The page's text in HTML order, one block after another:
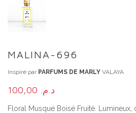
MALINA-696
Inspiré par PARFUMS DE MARLY VALAYA
د.م.
Floral Musqué Boisé Fruité.